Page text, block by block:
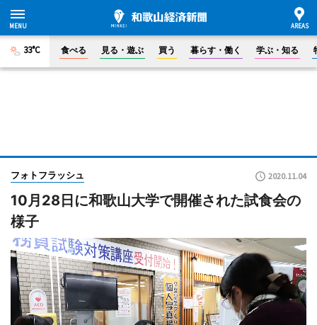
33°C 食べる 見る・遊ぶ 買う 暮らす・働く 学ぶ・知る
フォトフラッシュ 2020.11.04
10月28日に和歌山大学で開催された試食会の
様子